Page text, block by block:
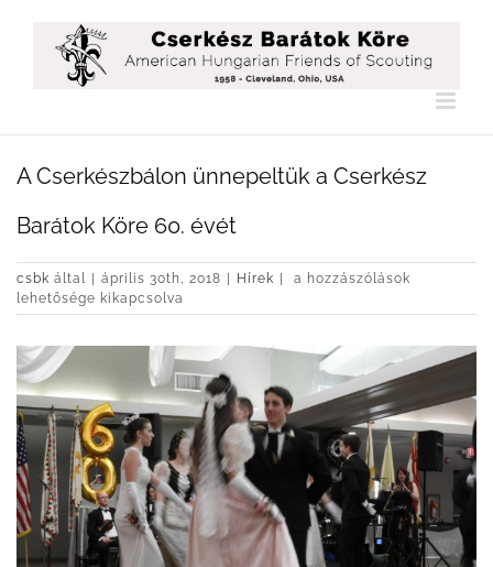
A Cserkészbálon ünnepeltük a Cserkész
Barátok Köre 60. évét
csbk által április 30th, 2018 Hírek
A
ünnepeltük
Cserkész
Barátok
Köre
60.
évét
bejegyzéshez
a hozzászólások
lehetősége kikapcsolva